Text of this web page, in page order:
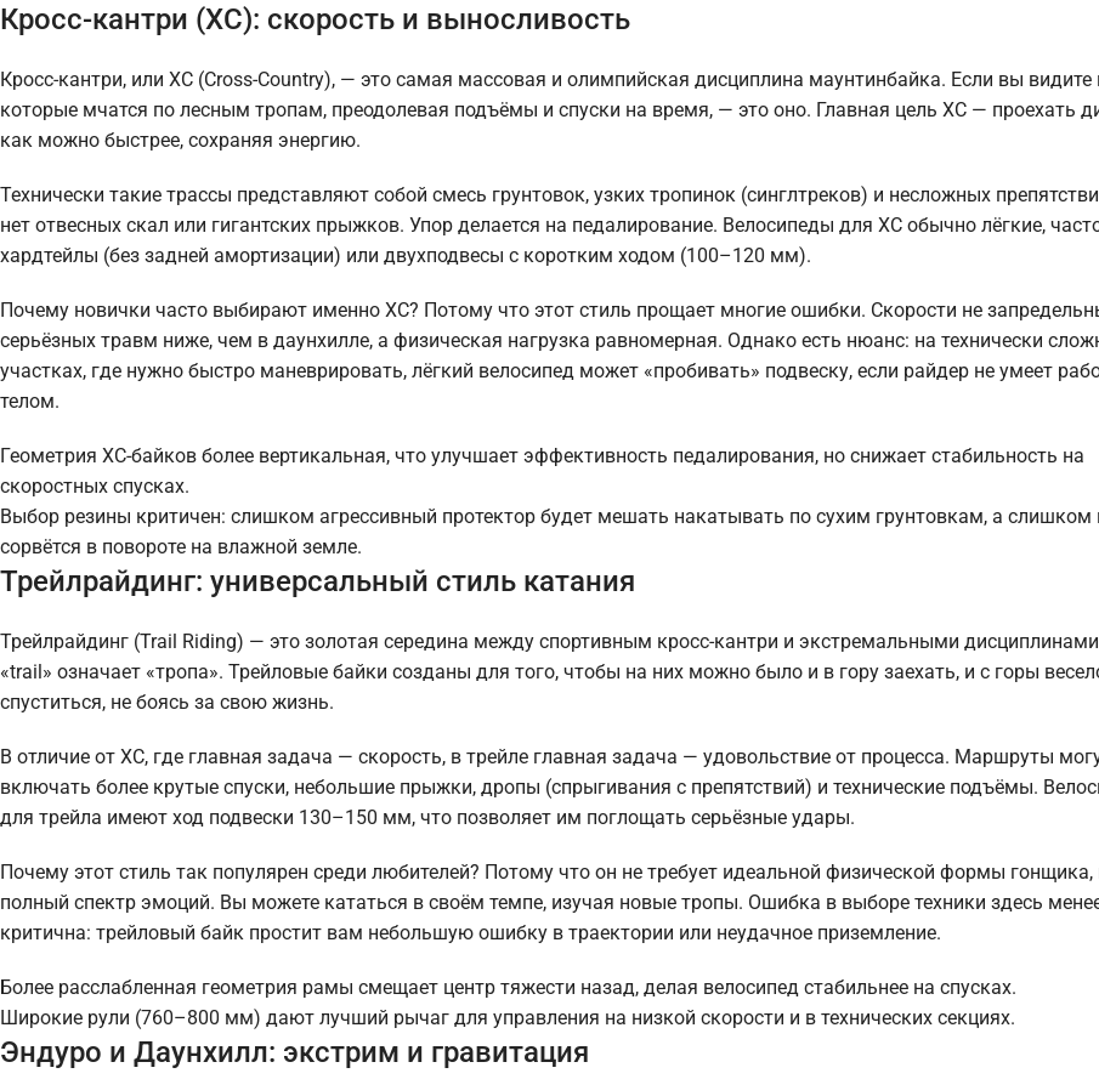
Кросс-кантри (XC): скорость и выносливость
Кросс-кантри, или XC (Cross-Country), — это самая массовая и олимпийская дисциплина маунтинбайка. Если вы видите
которые мчатся по лесным тропам, преодолевая подъёмы и спуски на время, — это оно. Главная цель XC — проехать
как можно быстрее, сохраняя энергию.
Технически такие трассы представляют собой смесь грунтовок, узких тропинок (синглтреков) и несложных
нет отвесных скал или гигантских прыжков. Упор делается на педалирование. Велосипеды для XC обычно лёгкие,
хардтейлы (без задней амортизации) или двухподвесы с коротким ходом (100–120 мм).
Почему новички часто выбирают именно XC? Потому что этот стиль прощает многие ошибки. Скорости не
серьёзных травм ниже, чем в даунхилле, а физическая нагрузка равномерная. Однако есть нюанс: на технически
участках, где нужно быстро маневрировать, лёгкий велосипед может «пробивать» подвеску, если райдер не умеет
телом.
Геометрия XC-байков более вертикальная, что улучшает эффективность педалирования, но снижает стабильность на
скоростных спусках.
Выбор резины критичен: слишком агрессивный протектор будет мешать накатывать по сухим грунтовкам, а слишком
сорвётся в повороте на влажной земле.
Трейлрайдинг: универсальный стиль катания
Трейлрайдинг (Trail Riding) — это золотая середина между спортивным кросс-кантри и экстремальными
«trail» означает «тропа». Трейловые байки созданы для того, чтобы на них можно было и в гору заехать, и с горы
спуститься, не боясь за свою жизнь.
В отличие от XC, где главная задача — скорость, в трейле главная задача — удовольствие от процесса. Маршруты
включать более крутые спуски, небольшие прыжки, дропы (спрыгивания с препятствий) и технические подъёмы.
для трейла имеют ход подвески 130–150 мм, что позволяет им поглощать серьёзные удары.
Почему этот стиль так популярен среди любителей? Потому что он не требует идеальной физической формы гонщика,
полный спектр эмоций. Вы можете кататься в своём темпе, изучая новые тропы. Ошибка в выборе техники здесь
критична: трейловый байк простит вам небольшую ошибку в траектории или неудачное приземление.
Более расслабленная геометрия рамы смещает центр тяжести назад, делая велосипед стабильнее на спусках.
Широкие рули (760–800 мм) дают лучший рычаг для управления на низкой скорости и в технических секциях.
Эндуро и Даунхилл: экстрим и гравитация